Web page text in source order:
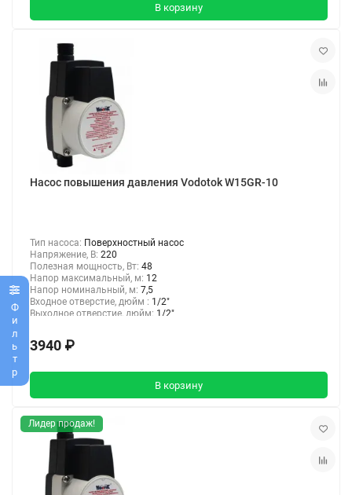
Фильтр
В корзину
Насос повышения давления Vodotok W15GR-10
Тип насоса: Поверхностный насос
Напряжение, В: 220
Полезная мощность, Вт: 48
Напор максимальный, м: 12
Напор номинальный, м: 7,5
Входное отверстие, дюйм : 1/2"
Выходное отверстие, дюйм: 1/2"
3940 ₽
В корзину
Лидер продаж!